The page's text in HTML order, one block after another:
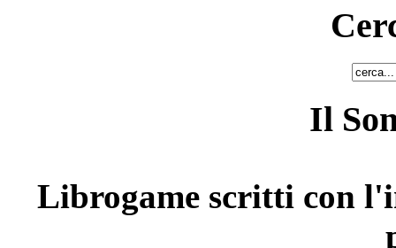
Il
Librogame scritti con